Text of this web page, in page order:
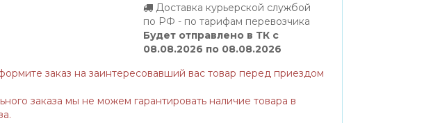
Доставка курьерской службой
по РФ - по тарифам перевозчика
Будет отправлено в ТК с
08.08.2026 по 08.08.2026
заказ на заинтересовавший вас товар перед приездом
заказа мы не можем гарантировать наличие товара в